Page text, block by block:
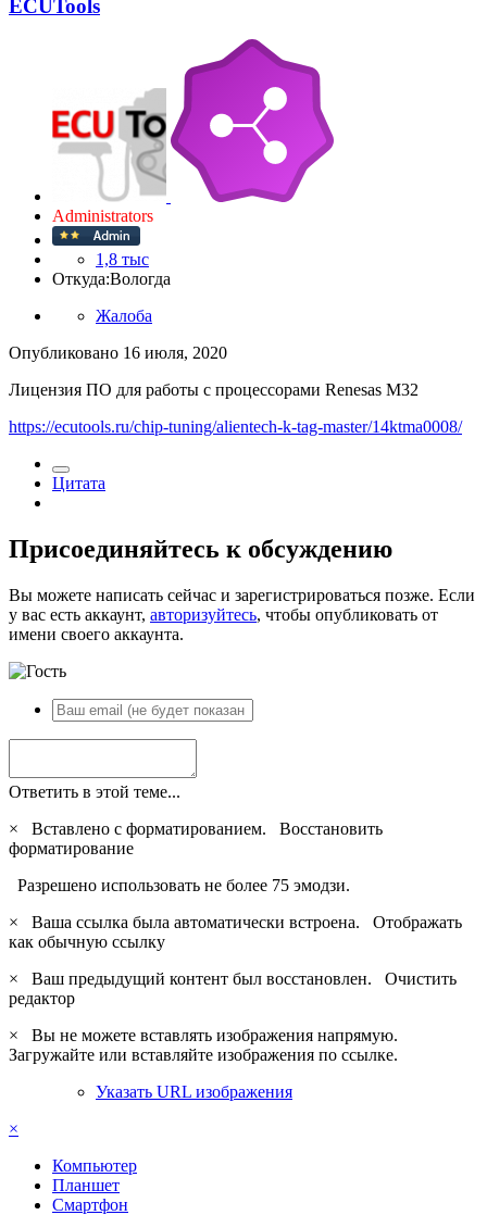
ECUTools
Administrators
1,8 тыс
Откуда:Вологда
Жалоба
Опубликовано 16 июля, 2020
Лицензия ПО для работы с процессорами Renesas M32
https://ecutools.ru/chip-tuning/alientech-k-tag-master/14ktma0008/
Цитата
Присоединяйтесь к обсуждению
Вы можете написать сейчас и зарегистрироваться позже. Если
у вас есть аккаунт, авторизуйтесь, чтобы опубликовать от
имени своего аккаунта.
Ответить в этой теме...
×
Вставлено с форматированием. Восстановить
форматирование
Разрешено использовать не более 75 эмодзи.
×
Ваша ссылка была автоматически встроена. Отображать
как обычную ссылку
×
Ваш предыдущий контент был восстановлен. Очистить
редактор
×
Вы не можете вставлять изображения напрямую.
Загружайте или вставляйте изображения по ссылке.
Указать URL изображения
×
Компьютер
Планшет
Смартфон